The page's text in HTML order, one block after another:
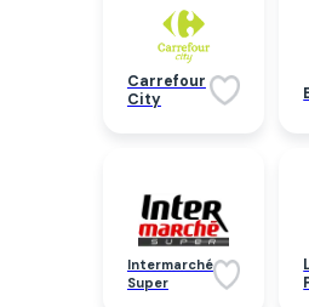
Carrefour
City
Intermarché
Super